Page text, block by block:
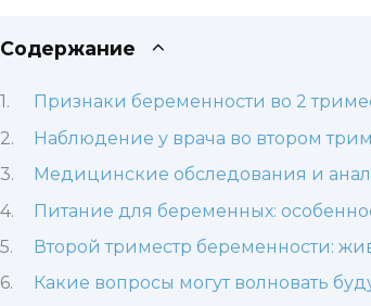
Содержание
Признаки беременности во 2
Наблюдение у врача во втором
Медицинские обследования и
Питание для беременных:
Второй триместр беременности:
Какие вопросы могут волновать